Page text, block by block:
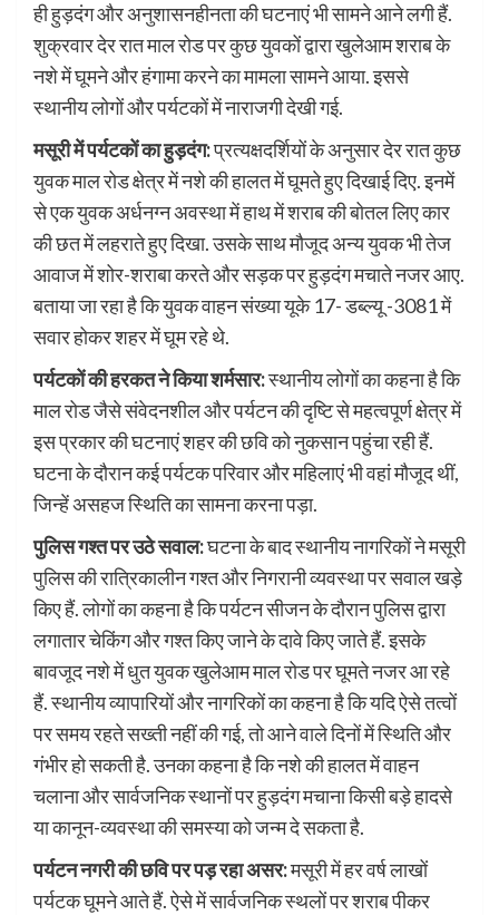
ही हुड़दंग और अनुशासनहीनता की घटनाएं भी सामने आने लगी हैं.
शुक्रवार देर रात माल रोड पर कुछ युवकों द्वारा खुलेआम शराब के
नशे में घूमने और हंगामा करने का मामला सामने आया. इससे
स्थानीय लोगों और पर्यटकों में नाराजगी देखी गई.
मसूरी में पर्यटकों का हुड़दंग:प्रत्यक्षदर्शियों के अनुसार देर रात कुछ
युवक माल रोड क्षेत्र में नशे की हालत में घूमते हुए दिखाई दिए. इनमें
से एक युवक अर्धनग्न अवस्था में हाथ में शराब की बोतल लिए कार
की छत में लहराते हुए दिखा. उसके साथ मौजूद अन्य युवक भी तेज
आवाज में शोर-शराबा करते और सड़क पर हुड़दंग मचाते नजर आए.
बताया जा रहा है कि युवक वाहन संख्या यूके 17- डब्ल्यू -3081 में
सवार होकर शहर में घूम रहे थे.
पर्यटकों की हरकत ने किया शर्मसार:स्थानीय लोगों का कहना है कि
माल रोड जैसे संवेदनशील और पर्यटन की दृष्टि से महत्वपूर्ण क्षेत्र में
इस प्रकार की घटनाएं शहर की छवि को नुकसान पहुंचा रही हैं.
घटना के दौरान कई पर्यटक परिवार और महिलाएं भी वहां मौजूद थीं,
जिन्हें असहज स्थिति का सामना करना पड़ा.
पुलिस गश्त पर उठे सवाल:घटना के बाद स्थानीय नागरिकों ने मसूरी
पुलिस की रात्रिकालीन गश्त और निगरानी व्यवस्था पर सवाल खड़े
किए हैं. लोगों का कहना है कि पर्यटन सीजन के दौरान पुलिस द्वारा
लगातार चेकिंग और गश्त किए जाने के दावे किए जाते हैं. इसके
बावजूद नशे में धुत युवक खुलेआम माल रोड पर घूमते नजर आ रहे
हैं. स्थानीय व्यापारियों और नागरिकों का कहना है कि यदि ऐसे तत्वों
पर समय रहते सख्ती नहीं की गई, तो आने वाले दिनों में स्थिति और
गंभीर हो सकती है. उनका कहना है कि नशे की हालत में वाहन
चलाना और सार्वजनिक स्थानों पर हुड़दंग मचाना किसी बड़े हादसे
या कानून-व्यवस्था की समस्या को जन्म दे सकता है.
पर्यटन नगरी की छवि पर पड़ रहा असर:मसूरी में हर वर्ष लाखों
पर्यटक घूमने आते हैं. ऐसे में सार्वजनिक स्थलों पर शराब पीकर